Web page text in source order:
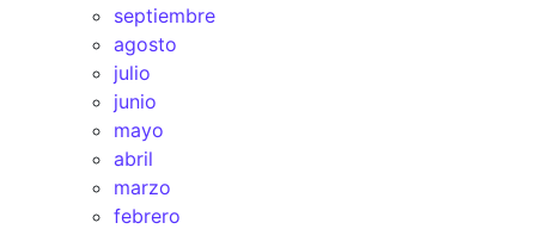
septiembre
agosto
julio
junio
mayo
abril
marzo
febrero